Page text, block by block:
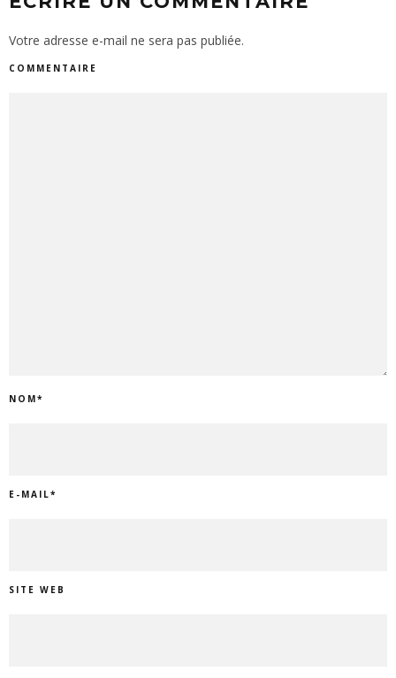
Votre adresse e-mail ne sera pas publiée.
COMMENTAIRE
NOM*
E-MAIL*
SITE WEB